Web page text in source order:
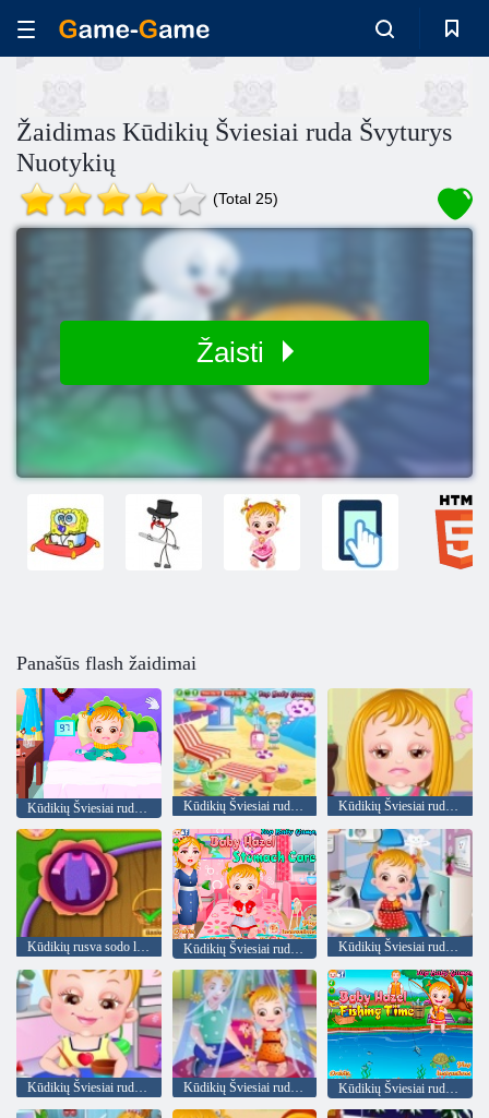
Žaidimas Kūdikių Šviesiai ruda Švyturys
Nuotykių
(Total 25)
Žaisti
Panašūs flash žaidimai
Kūdikių Šviesiai ruda Goes Ligos Kūdikių Šviesiai ruda at beach Kūdikių Šviesiai ruda Plaukų priežiūra
Kūdikių rusva sodo laikas Kūdikių Šviesiai ruda Skrandžio priežiūra Kūdikių Šviesiai ruda Dantų priežiūra
Kūdikių Šviesiai ruda amatų Laikas Kūdikių Šviesiai ruda Motinos diena Kūdikių Šviesiai ruda Žvejybos laikas